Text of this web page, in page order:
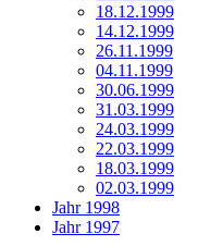
18.12.1999
14.12.1999
26.11.1999
04.11.1999
30.06.1999
31.03.1999
24.03.1999
22.03.1999
18.03.1999
02.03.1999
Jahr 1998
Jahr 1997